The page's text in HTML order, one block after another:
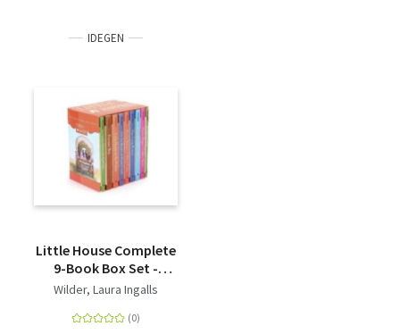
IDEGEN
Little House Complete
9-Book Box Set -
Books 1 to 9
Wilder, Laura Ingalls